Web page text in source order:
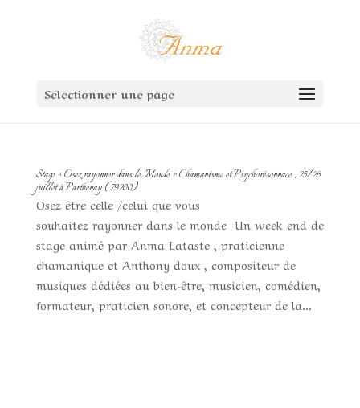
Sélectionner une page
Stage « Osez rayonner dans le Monde » Chamanisme et Psychorésonnace , 25/26
juillet à Parthenay ( 79200)
Osez être celle /celui que vous
souhaitez rayonner dans le monde Un week end de
stage animé par Anma Lataste , praticienne
chamanique et Anthony doux , compositeur de
musiques dédiées au bien-être, musicien, comédien,
formateur, praticien sonore, et concepteur de la...